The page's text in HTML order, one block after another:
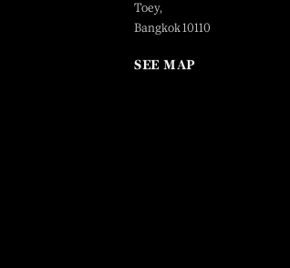
Toey,
Bangkok 10110
SEE MAP